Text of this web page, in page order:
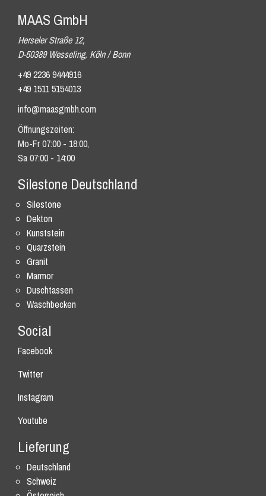
MAAS GmbH
Herseler Straße 12,
D-50389 Wesseling, Köln / Bonn
+49 2236 9444916
+49 1511 5154013
info@maasgmbh.com
Öffnungszeiten:
Mo-Fr 07:00 - 18:00,
Sa 07:00 - 14:00
Silestone Deutschland
Silestone
Dekton
Kunststein
Quarzstein
Granit
Marmor
Duschtassen
Waschbecken
Social
Facebook
Twitter
Instagram
Youtube
Lieferung
Deutschland
Schweiz